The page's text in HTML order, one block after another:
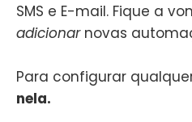
SMS e E-mail. Fique a
adicionar novas
Para configurar
nela.